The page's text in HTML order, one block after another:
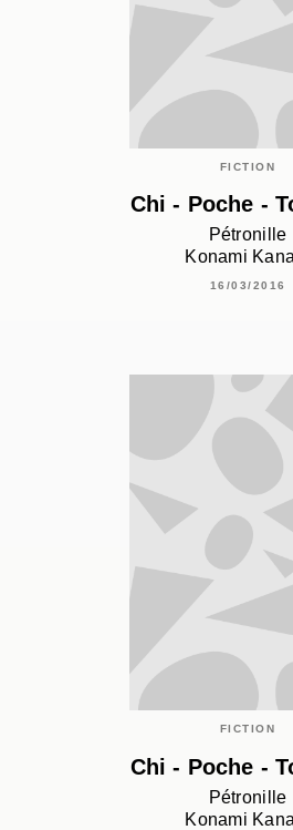
FICTION
Chi - Poche -
Pétronille
Konami
16/03/2016
FICTION
Chi - Poche -
Pétronille
Konami